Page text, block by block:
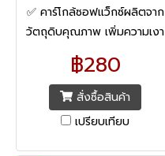
✅ คาร์โกล้ซอฟแว็กซ์ผลิตจาก
วัตถุดิบคุณภาพ เพิ่มความเงา
งามให้รถ ใช้ง่าย สะดวกสบาย มี
ความปลอดภัยต่อรถ ✅ ครีมขัด
เคลือบเงาสีรถยนต์ ✅ ใช้สำหรับ
บำรุงสีรถ
฿280
สั่งซื้อสินค้า
เปรียบเทียบ